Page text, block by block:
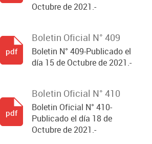
Octubre de 2021.-
Boletin Oficial N° 409
Boletin N° 409-Publicado el
día 15 de Octubre de 2021.-
pdf
Boletin Oficial N° 410
Boletin Oficial N° 410-
Publicado el día 18 de
Octubre de 2021.-
pdf